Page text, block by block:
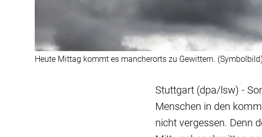
Heute Mittag kommt es mancherorts zu Gewittern. (Symbolbild)
Stuttgart (dpa/lsw) -
Menschen in den
nicht vergessen. Denn